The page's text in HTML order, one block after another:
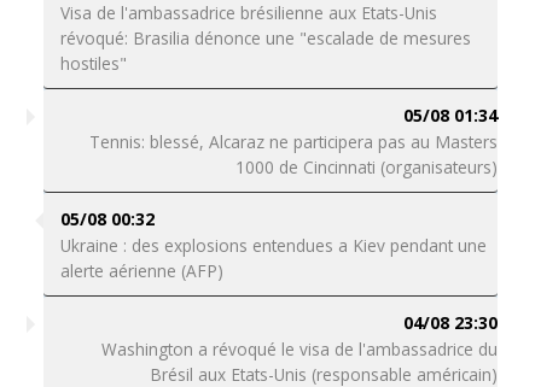
Visa de l'ambassadrice brésilienne aux Etats-Unis
révoqué: Brasilia dénonce une "escalade de mesures
hostiles"
05/08 01:34
Tennis: blessé, Alcaraz ne participera pas au Masters
1000 de Cincinnati (organisateurs)
05/08 00:32
Ukraine : des explosions entendues a Kiev pendant une
alerte aérienne (AFP)
04/08 23:30
Washington a révoqué le visa de l'ambassadrice du
Brésil aux Etats-Unis (responsable américain)